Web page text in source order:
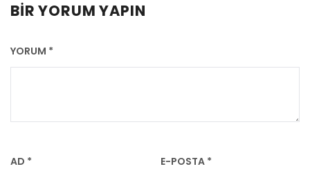
BIR YORUM YAPIN
YORUM *
AD * E-POSTA *